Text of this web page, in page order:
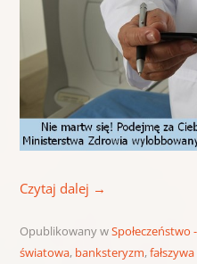
Czytaj dalej →
Opublikowany wSpołeczeństwo
światowa, banksteryzm,